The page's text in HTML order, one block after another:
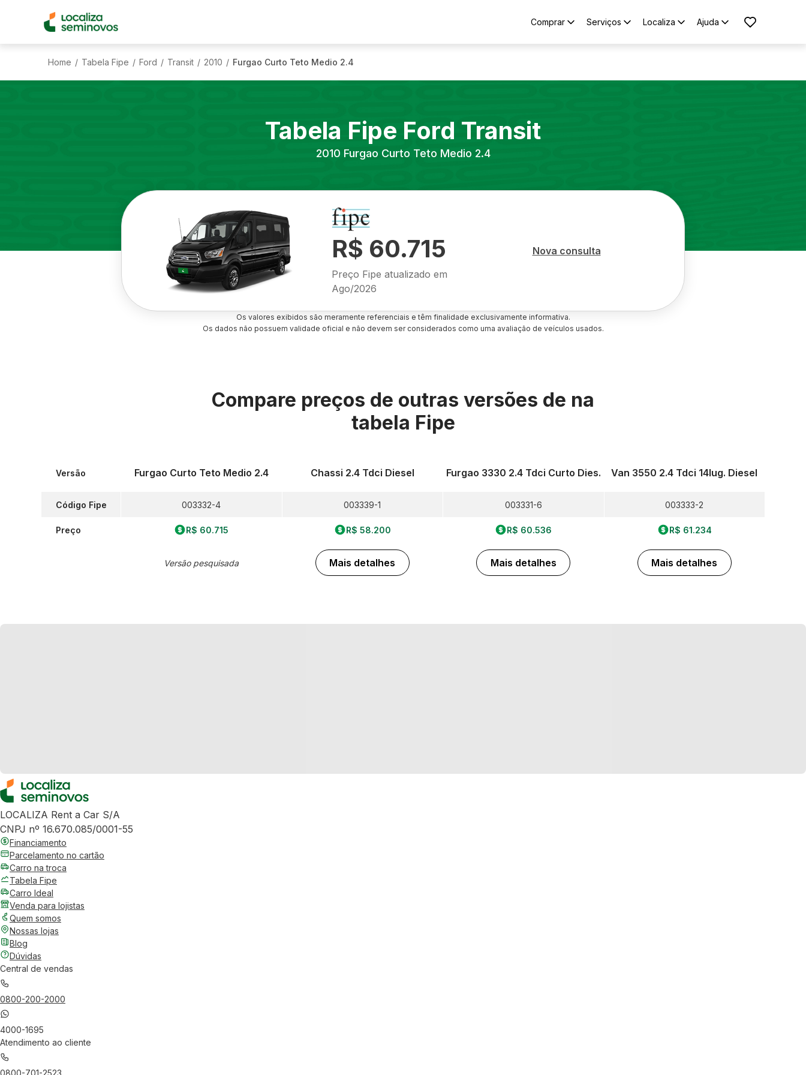
Comprar Serviços Localiza Ajuda
Home / Tabela Fipe / Ford / Transit / 2010 / Furgao Curto Teto Medio 2.4
Tabela Fipe Ford Transit
2010 Furgao Curto Teto Medio 2.4
R$ 60.715
Preço Fipe atualizado em
Ago/2026
Nova consulta
Os valores exibidos são meramente referenciais e têm finalidade exclusivamente informativa.
Os dados não possuem validade oficial e não devem ser considerados como uma avaliação de veículos usados.
Compare preços de outras versões de na
tabela Fipe
Versão
Código Fipe
Preço
Furgao Curto Teto Medio 2.4
003332-4
R$ 60.715
Versão pesquisada
Chassi 2.4 Tdci Diesel
003339-1
R$ 58.200
Mais detalhes
Furgao 3330 2.4 Tdci Curto Dies.
003331-6
R$ 60.536
Mais detalhes
Van 3550 2.4 Tdci 14lug. Diesel
003333-2
R$ 61.234
Mais detalhes
LOCALIZA Rent a Car S/A
CNPJ nº 16.670.085/0001-55
Financiamento
Parcelamento no cartão
Carro na troca
Tabela Fipe
Carro Ideal
Venda para lojistas
Quem somos
Nossas lojas
Blog
Dúvidas
Central de vendas
0800-200-2000
4000-1695
Atendimento ao cliente
0800-701-2523